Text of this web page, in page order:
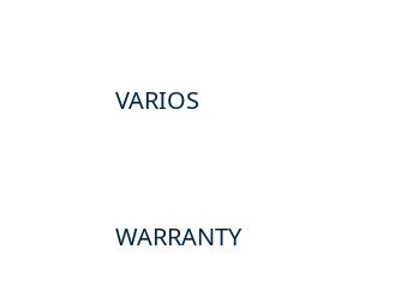
VARIOS
WARRANTY